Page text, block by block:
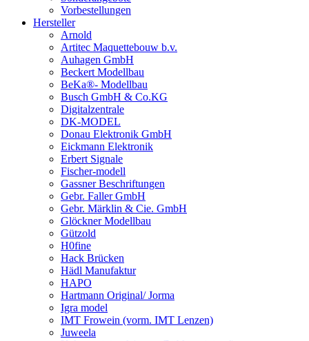
Vorbestellungen
Hersteller
Arnold
Artitec Maquettebouw b.v.
Auhagen GmbH
Beckert Modellbau
BeKa®- Modellbau
Busch GmbH & Co.KG
Digitalzentrale
DK-MODEL
Donau Elektronik GmbH
Eickmann Elektronik
Erbert Signale
Fischer-modell
Gassner Beschriftungen
Gebr. Faller GmbH
Gebr. Märklin & Cie. GmbH
Glöckner Modellbau
Gützold
H0fine
Hack Brücken
Hädl Manufaktur
HAPO
Hartmann Original/ Jorma
Igra model
IMT Frowein (vorm. IMT Lenzen)
Juweela